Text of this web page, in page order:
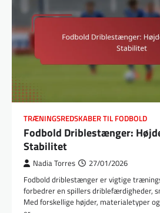
TRÆNINGSREDSKABER TIL FODBOLD
Fodbold Driblestænger:
Stabilitet
Nadia Torres 27/01/2026
Fodbold driblestænger er vigtige
forbedrer en spillers driblefærdigheder,
Med forskellige højder, materialetyper